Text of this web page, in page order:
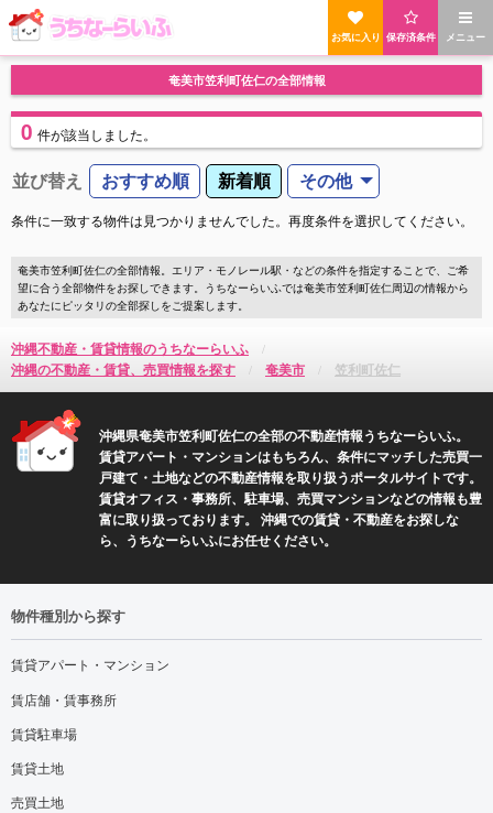
メニュー
保存済条件
お気に入り
奄美市笠利町佐仁の全部情報
0 件が該当しました。
並び替え おすすめ順 新着順 その他
条件に一致する物件は見つかりませんでした。再度条件を選択してください。
奄美市笠利町佐仁の全部情報。エリア・モノレール駅・などの条件を指定することで、ご希
望に合う全部物件をお探しできます。うちなーらいふでは奄美市笠利町佐仁周辺の情報から
あなたにピッタリの全部探しをご提案します。
沖縄不動産・賃貸情報のうちなーらいふ
沖縄の不動産・賃貸、売買情報を探す
奄美市 笠利町佐仁
沖縄県奄美市笠利町佐仁の全部の不動産情報うちなーらいふ。
賃貸アパート・マンションはもちろん、条件にマッチした売買一
戸建て・土地などの不動産情報を取り扱うポータルサイトです。
賃貸オフィス・事務所、駐車場、売買マンションなどの情報も豊
富に取り扱っております。 沖縄での賃貸・不動産をお探しな
ら、うちなーらいふにお任せください。
物件種別から探す
賃貸アパート・マンション
賃店舗・賃事務所
賃貸駐車場
賃貸土地
売買土地